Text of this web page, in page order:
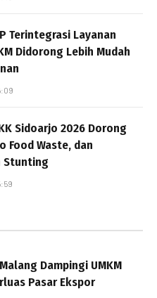
Terintegrasi Layanan
Didorong Lebih Mudah
Sidoarjo 2026 Dorong
Food Waste, dan
Stunting
Dampingi UMKM
Pasar Ekspor